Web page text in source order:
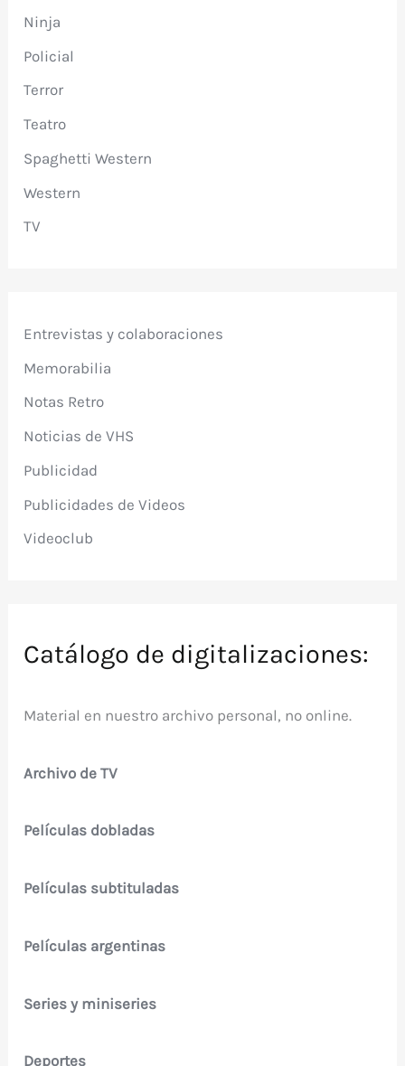
Ninja
Policial
Terror
Teatro
Spaghetti Western
Western
TV
Entrevistas y colaboraciones
Memorabilia
Notas Retro
Noticias de VHS
Publicidad
Publicidades de Videos
Videoclub
Catálogo de digitalizaciones:
Material en nuestro archivo personal, no online.
Archivo de TV
Películas dobladas
Películas subtituladas
Películas argentinas
Series y miniseries
Deportes